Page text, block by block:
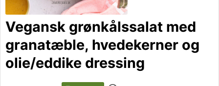
Vegansk grønkålssalat med
granatæble, hvedekerner og
olie/eddike dressing